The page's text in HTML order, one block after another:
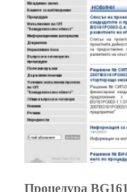
Процедура